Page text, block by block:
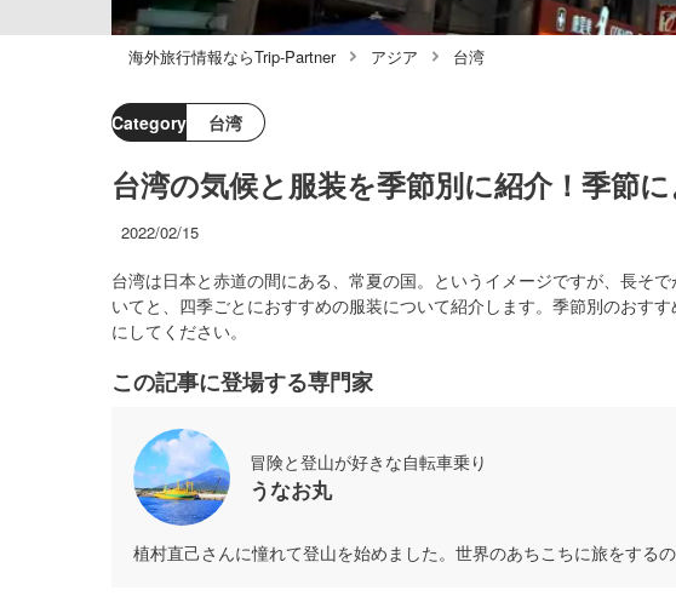
海外旅行情報ならTrip-Partner アジア 台湾
Category 台湾
台湾の気候と服装を季節別に紹介！季節
2022/02/15
台湾は日本と赤道の間にある、常夏の国。というイメージですが、長そ
いてと、四季ごとにおすすめの服装について紹介します。季節別のおす
にしてください。
この記事に登場する専門家
冒険と登山が好きな自転車乗り
うなお丸
植村直己さんに憧れて登山を始めました。世界のあちこちに旅をする